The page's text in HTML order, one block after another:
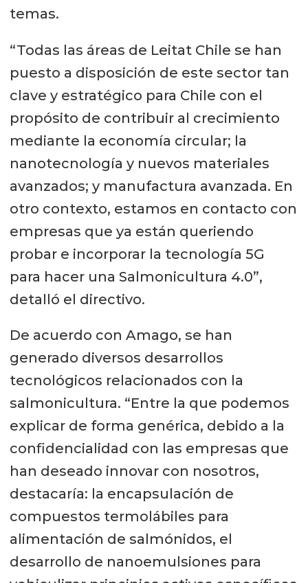
temas.
“Todas las áreas de Leitat Chile se han
puesto a disposición de este sector tan
clave y estratégico para Chile con el
propósito de contribuir al crecimiento
mediante la economía circular; la
nanotecnología y nuevos materiales
avanzados; y manufactura avanzada. En
otro contexto, estamos en contacto con
empresas que ya están queriendo
probar e incorporar la tecnología 5G
para hacer una Salmonicultura 4.0”,
detalló el directivo.
De acuerdo con Amago, se han
generado diversos desarrollos
tecnológicos relacionados con la
salmonicultura. “Entre la que podemos
explicar de forma genérica, debido a la
confidencialidad con las empresas que
han deseado innovar con nosotros,
destacaría: la encapsulación de
compuestos termolábiles para
alimentación de salmónidos, el
desarrollo de nanoemulsiones para